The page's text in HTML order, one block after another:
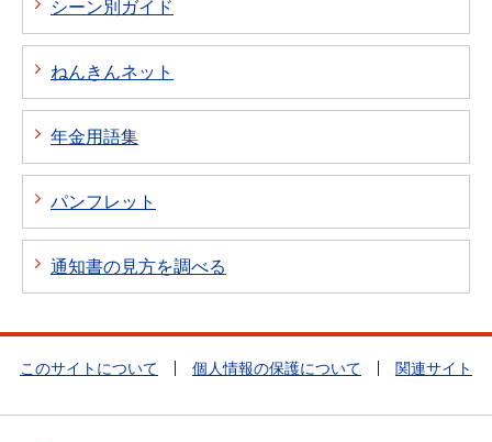
シーン別ガイド
ねんきんネット
年金用語集
パンフレット
通知書の見方を調べる
このサイトについて 個人情報の保護について 関連サイト